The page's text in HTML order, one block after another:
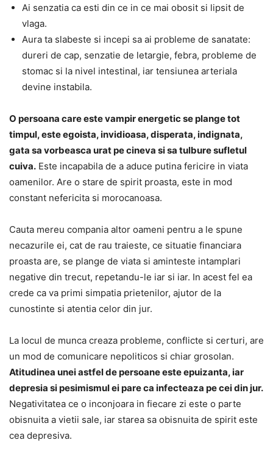
Ai senzatia ca esti din ce in ce mai obosit si lipsit de
vlaga.
Aura ta slabeste si incepi sa ai probleme de sanatate:
dureri de cap, senzatie de letargie, febra, probleme de
stomac si la nivel intestinal, iar tensiunea arteriala
devine instabila.
O persoana care este vampir energetic se plange tot
timpul, este egoista, invidioasa, disperata, indignata,
gata sa vorbeasca urat pe cineva si sa tulbure sufletul
cuiva. Este incapabila de a aduce putina fericire in viata
oamenilor. Are o stare de spirit proasta, este in mod
constant nefericita si morocanoasa.
Cauta mereu compania altor oameni pentru a le spune
necazurile ei, cat de rau traieste, ce situatie financiara
proasta are, se plange de viata si aminteste intamplari
negative din trecut, repetandu-le iar si iar. In acest fel ea
crede ca va primi simpatia prietenilor, ajutor de la
cunostinte si atentia celor din jur.
La locul de munca creaza probleme, conflicte si certuri, are
un mod de comunicare nepoliticos si chiar grosolan.
Atitudinea unei astfel de persoane este epuizanta, iar
depresia si pesimismul ei pare ca infecteaza pe cei din jur.
Negativitatea ce o inconjoara in fiecare zi este o parte
obisnuita a vietii sale, iar starea sa obisnuita de spirit este
cea depresiva.